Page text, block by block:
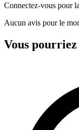
Connectez-vous pour
Aucun avis pour le
Vous